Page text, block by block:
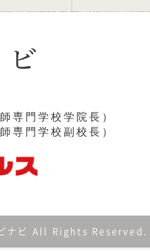
専門学校学院長）
専門学校副校長）
ナビ All Rights Reserved.